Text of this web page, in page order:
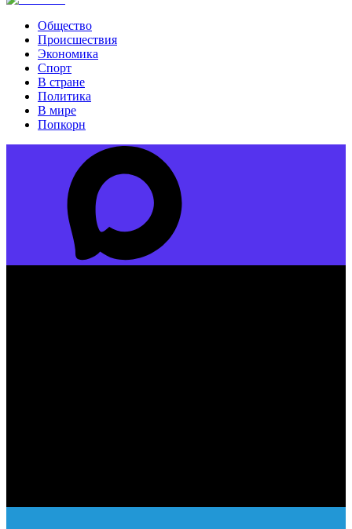
Общество
Происшествия
Экономика
Спорт
В стране
Политика
В мире
Попкорн